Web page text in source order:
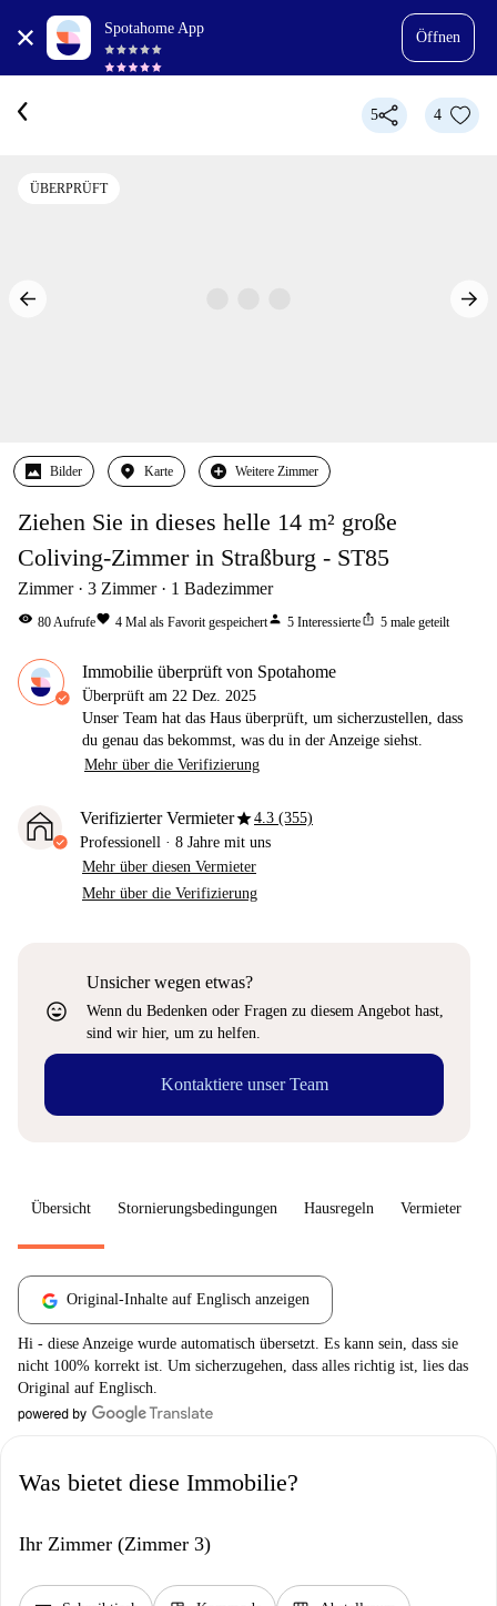
Spotahome App
Öffnen
5 4
ÜBERPRÜFT
Bilder Karte Weitere Zimmer
Ziehen Sie in dieses helle 14 m² große
Coliving-Zimmer in Straßburg - ST85
Zimmer 3 Zimmer 1 Badezimmer
visibility 80Aufrufefavorite 4 Mal als Favorit gespeichertperson 5 Interessierteios_share 5 male geteilt
Immobilie überprüft von Spotahome
Überprüft am 22 Dez. 2025
Unser Team hat das Haus überprüft, um sicherzustellen, dass
du genau das bekommst, was du in der Anzeige siehst.
Mehr über die Verifizierung
Verifizierter Vermieterstar4.3 (355)
Professionell · 8 Jahre mit uns
Mehr über diesen Vermieter
Mehr über die Verifizierung
sentiment_very_satisfied
Unsicher wegen etwas?
Wenn du Bedenken oder Fragen zu diesem Angebot hast,
sind wir hier, um zu helfen.
Kontaktiere unser Team
Übersicht Stornierungsbedingungen Hausregeln Vermieter
Original-Inhalte auf Englisch anzeigen
Hi - diese Anzeige wurde automatisch übersetzt. Es kann sein, dass sie
nicht 100% korrekt ist. Um sicherzugehen, dass alles richtig ist, lies das
Original auf Englisch.
Was bietet diese Immobilie?
Ihr Zimmer (Zimmer 3)